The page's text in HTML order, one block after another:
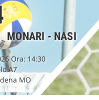
MONARI - NASI
Ora: 14:30
A7
MO